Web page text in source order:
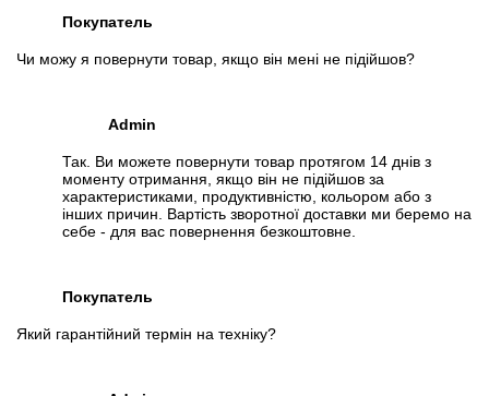
Покупатель
Чи можу я повернути товар, якщо він мені не підійшов?
Admin
Так. Ви можете повернути товар протягом 14 днів з
моменту отримання, якщо він не підійшов за
характеристиками, продуктивністю, кольором або з
інших причин. Вартість зворотної доставки ми беремо на
себе - для вас повернення безкоштовне.
Покупатель
Який гарантійний термін на техніку?